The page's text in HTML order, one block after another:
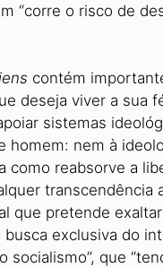
“corre o risco de
contém
deseja viver a sua
sistemas
homem: nem à
como reabsorve a
que pretende
exclusiva do
socialismo”, que